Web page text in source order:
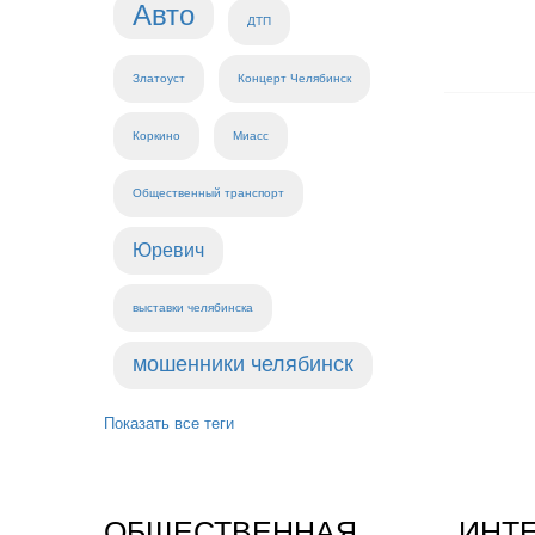
Авто ДТП
Златоуст Концерт Челябинск
Коркино Миасс
Общественный транспорт
Юревич
выставки челябинска
мошенники челябинск
Показать все теги